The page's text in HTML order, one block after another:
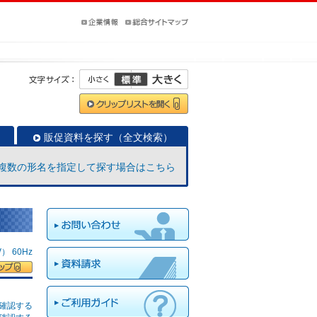
販促資料を探す（全文検索）
数の形名を指定して探す場合はこちら
60Hz
認する